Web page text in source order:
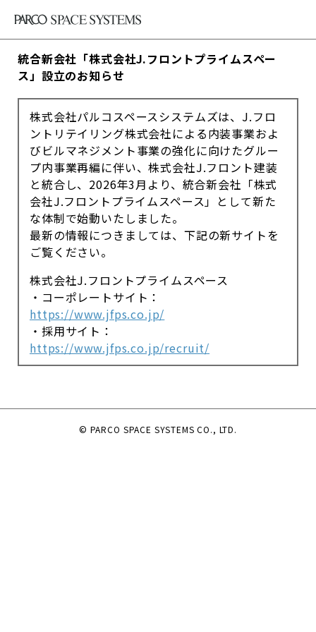
統合新会社「株式会社J.フロントプライムスペー
ス」設立のお知らせ
株式会社パルコスペースシステムズは、J.フロ
ントリテイリング株式会社による内装事業およ
びビルマネジメント事業の強化に向けたグルー
プ内事業再編に伴い、株式会社J.フロント建装
と統合し、2026年3月より、統合新会社「株式
会社J.フロントプライムスペース」として新た
な体制で始動いたしました。
最新の情報につきましては、下記の新サイトを
ご覧ください。
株式会社J.フロントプライムスペース
・コーポレートサイト：
https://www.jfps.co.jp/
・採用サイト：
https://www.jfps.co.jp/recruit/
© PARCO SPACE SYSTEMS CO., LTD.